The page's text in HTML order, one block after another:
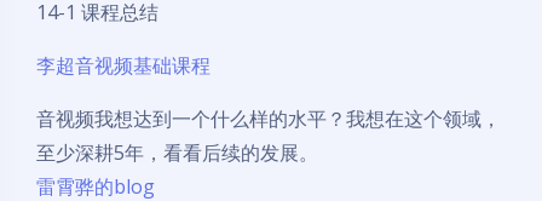
14-1 课程总结
李超音视频基础课程
音视频我想达到一个什么样的水平？我想在这个领域，
至少深耕5年，看看后续的发展。
雷霄骅的blog